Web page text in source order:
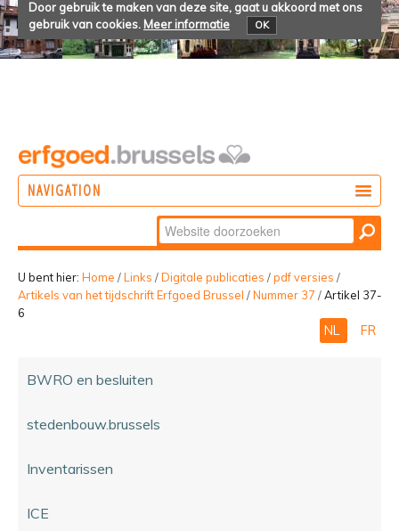
Door gebruik te maken van deze site, gaat u akkoord met ons
gebruik van cookies. Meer informatie OK
NAVIGATION
BELEVEN
Zoek
Geavanceerd
zoeken...
U bent hier: Home /Links /Digitale publicaties /pdf versies /
Artikels van het tijdschrift Erfgoed Brussel /Nummer 37 /Artikel 37-
6
NL FR
BWRO en besluiten
stedenbouw.brussels
Inventarissen
ICE